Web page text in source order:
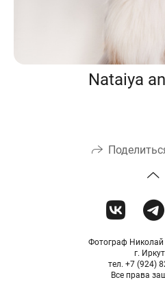
Nataiya
Фотограф Николай
г.
тел. +7 (924)
Все права